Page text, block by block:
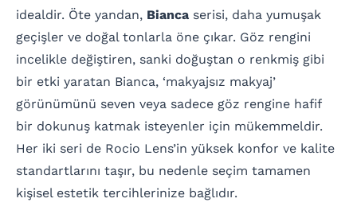
idealdir. Öte yandan, Bianca serisi, daha yumuşak
geçişler ve doğal tonlarla öne çıkar. Göz rengini
incelikle değiştiren, sanki doğuştan o renkmiş gibi
bir etki yaratan Bianca, ‘makyajsız makyaj’
görünümünü seven veya sadece göz rengine hafif
bir dokunuş katmak isteyenler için mükemmeldir.
Her iki seri de Rocio Lens’in yüksek konfor ve kalite
standartlarını taşır, bu nedenle seçim tamamen
kişisel estetik tercihlerinize bağlıdır.